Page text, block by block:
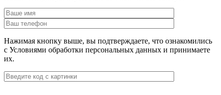
Нажимая кнопку выше, вы подтверждаете, что ознакомились
с Условиями обработки персональных данных и принимаете
их.